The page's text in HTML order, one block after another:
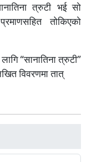
त्रुटी भई सो
तोकिएको
“सानातिना त्रुटी”
विवरणमा तात्